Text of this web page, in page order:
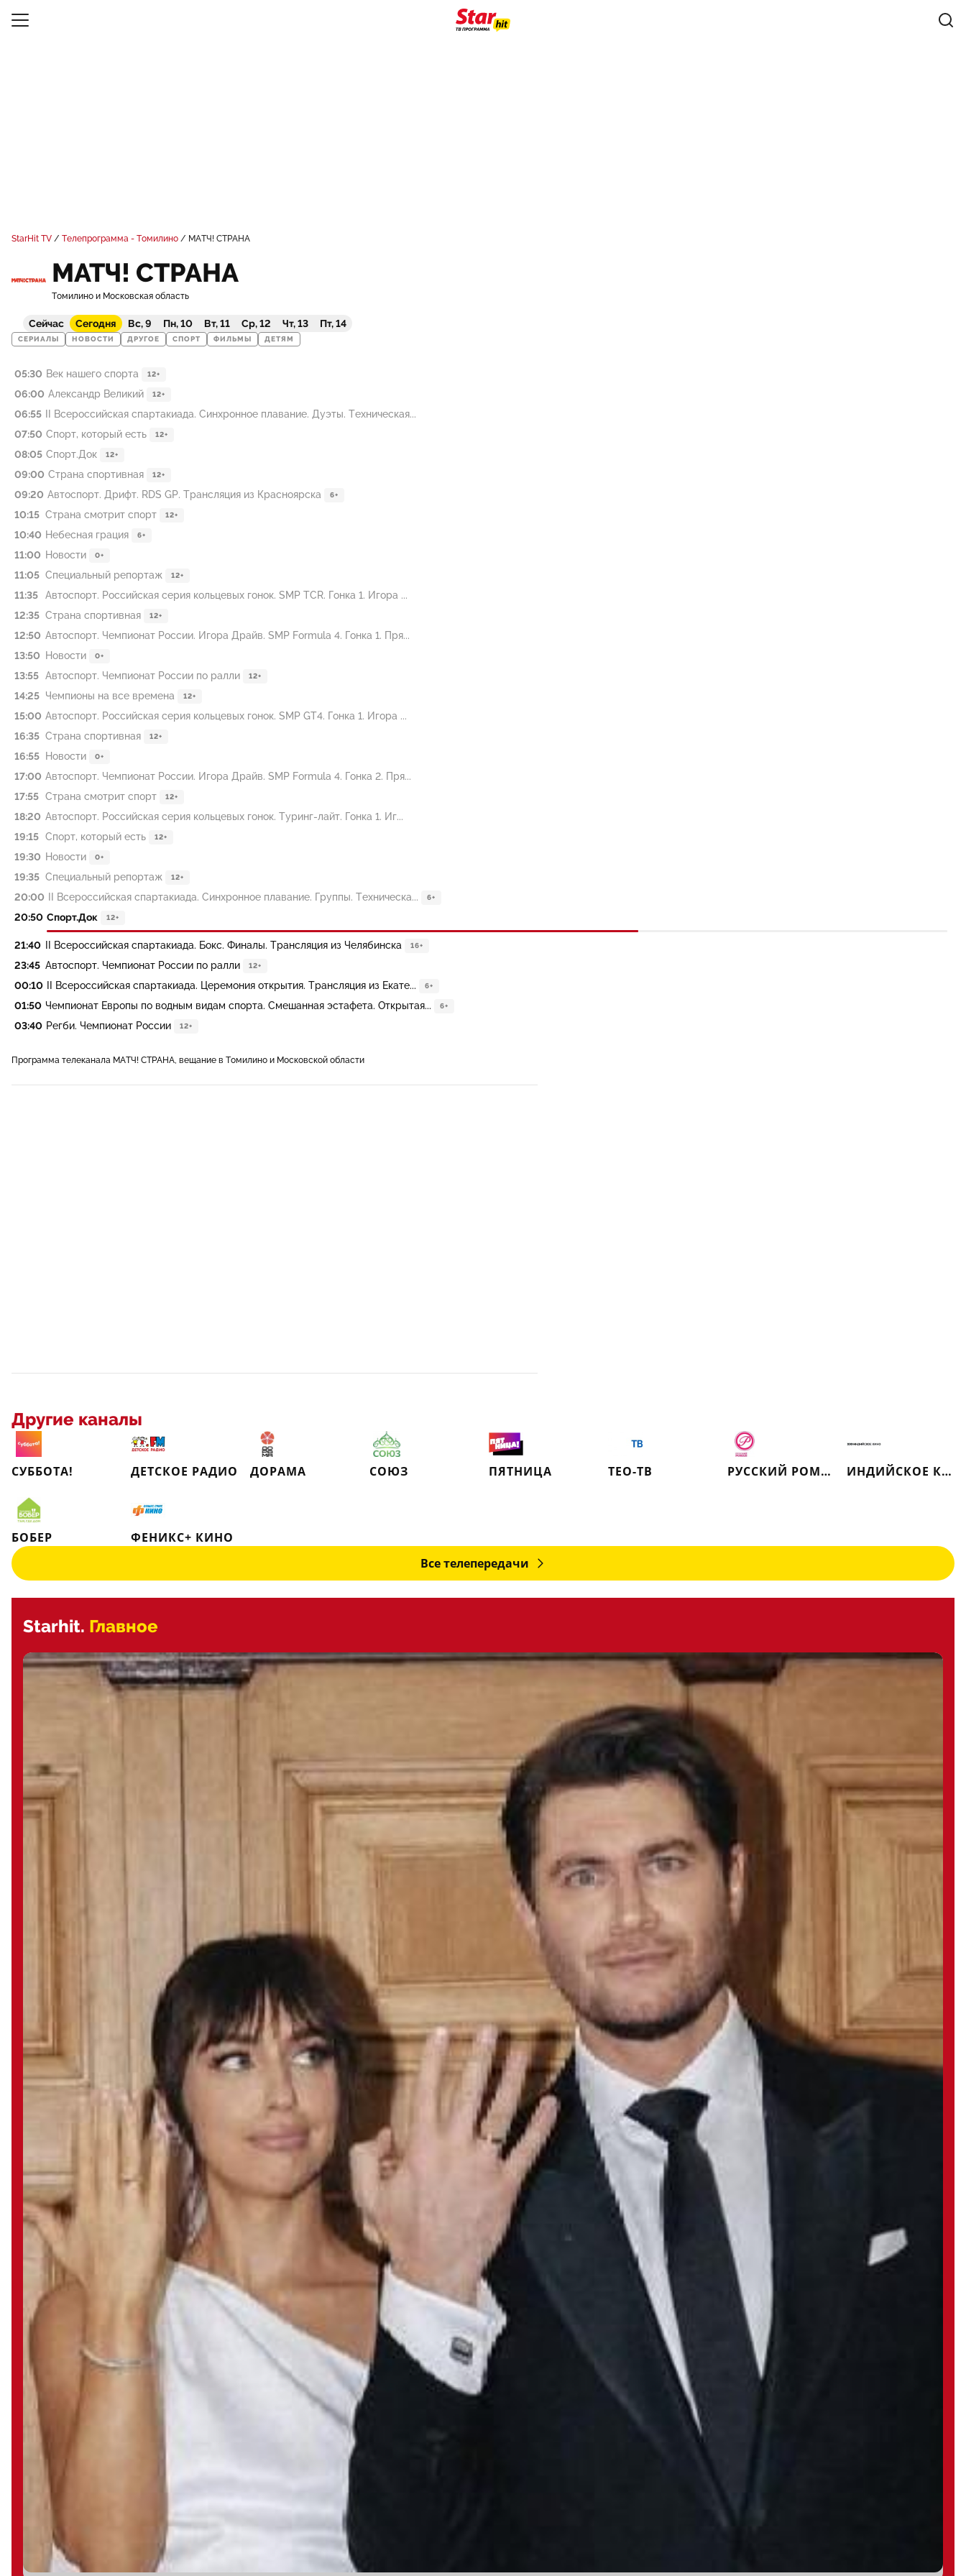
StarHit TV Телепрограмма - Томилино МАТЧ! СТРАНА
МАТЧ! СТРАНА
Томилино и Московская область
Сейчас Сегодня Вс, 9 Пн, 10 Вт, 11 Ср, 12 Чт, 13 Пт, 14
СЕРИАЛЫ НОВОСТИ ДРУГОЕ СПОРТ ФИЛЬМЫ ДЕТЯМ
05:30 Век нашего спорта 12+
06:00 Александр Великий 12+
06:55
II Всероссийская спартакиада. Синхронное плавание. Дуэты. Техническая...
07:50 Спорт, который есть 12+
08:05 Спорт.Док 12+
09:00 Страна спортивная 12+
09:20 Автоспорт. Дрифт. RDS GP. Трансляция из Красноярска 6+
10:15 Страна смотрит спорт 12+
10:40 Небесная грация 6+
11:00 Новости 0+
11:05 Специальный репортаж 12+
11:35
Автоспорт. Российская серия кольцевых гонок. SMP TCR. Гонка 1. Игора ...
12:35 Страна спортивная 12+
12:50 Автоспорт. Чемпионат России. Игора Драйв. SMP Formula 4. Гонка 1. Пря...
13:50
Новости 0+
13:55 Автоспорт. Чемпионат России по ралли 12+
14:25 Чемпионы на все времена 12+
15:00 Автоспорт. Российская серия кольцевых гонок. SMP GT4. Гонка 1. Игора ...
16:35 Страна спортивная 12+
16:55 Новости 0+
17:00 Автоспорт. Чемпионат России. Игора Драйв. SMP Formula 4. Гонка 2. Пря...
17:55 Страна смотрит спорт 12+
18:20 Автоспорт. Российская серия кольцевых гонок. Туринг-лайт. Гонка 1. Иг...
19:15 Спорт, который есть 12+
19:30 Новости 0+
19:35 Специальный репортаж 12+
20:00 II Всероссийская спартакиада. Синхронное плавание. Группы. Техническа... 6+
20:50 Спорт.Док 12+
21:40 II Всероссийская спартакиада. Бокс. Финалы. Трансляция из Челябинска 16+
23:45 Автоспорт. Чемпионат России по ралли 12+
00:10 II Всероссийская спартакиада. Церемония открытия. Трансляция из Екате... 6+
01:50 Чемпионат Европы по водным видам спорта. Смешанная эстафета. Открытая... 6+
03:40 Регби. Чемпионат России 12+
Программа телеканала МАТЧ! СТРАНА, вещание в Томилино и Московской области
Другие каналы
СУББОТА! ДЕТСКОЕ РАДИО ДОРАМА СОЮЗ ПЯТНИЦА ТЕО-ТВ РУССКИЙ РОМАН ИНДИЙСКОЕ КИНО
БОБЕР
ФЕНИКС+ КИНО
Все телепередачи
Starhit. Главное